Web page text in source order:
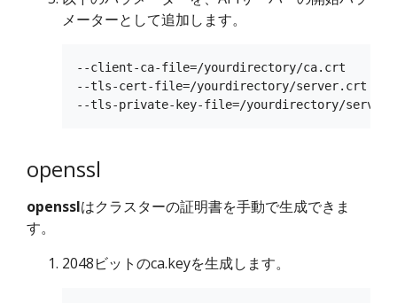
メーターとして追加します。
--client-ca-file=/yourdirectory/ca.crt
--tls-cert-file=/yourdirectory/server.crt
openssl
opensslはクラスターの証明書を手動で生成できま
す。
2048ビットのca.keyを生成します。